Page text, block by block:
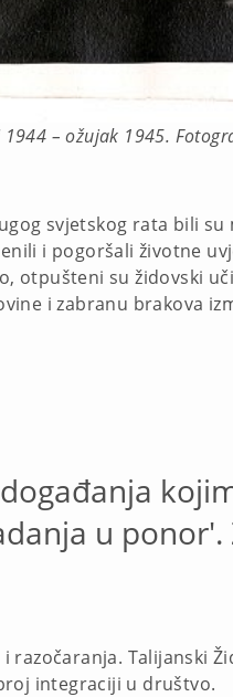
1944 – ožujak 1945.
svjetskog rata bili
i pogoršali životne
otpušteni su židovski
i zabranu brakova
u
razočaranja. Talijanski
integraciji u društvo.